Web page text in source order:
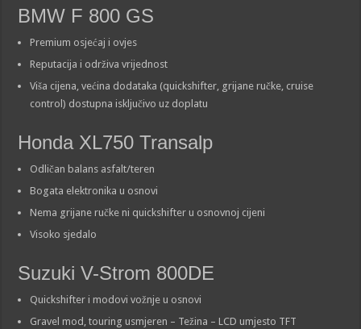
BMW F 800 GS
Premium osjećaj i ovjes
Reputacija i održiva vrijednost
Viša cijena, većina dodataka (quickshifter, grijane ručke, cruise
control) dostupna isključivo uz doplatu
Honda XL750 Transalp
Odličan balans asfalt/teren
Bogata elektronika u osnovi
Nema grijane ručke ni quickshifter u osnovnoj cijeni
Visoko sjedalo
Suzuki V-Strom 800DE
Quickshifter i modovi vožnje u osnovi
Gravel mod, touring usmjeren – Težina – LCD umjesto TFT